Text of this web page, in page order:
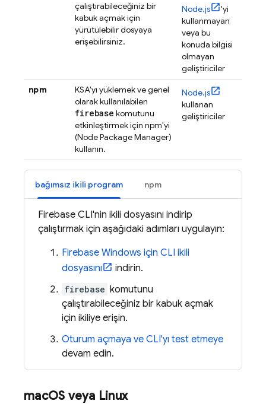
çalıştırabileceğiniz bir
kabuk açmak için
yürütülebilir dosyaya
erişebilirsiniz.
Node.js
'yi
kullanmayan
veya bu
konuda bilgisi
olmayan
geliştiriciler
npm
KSA'yı yüklemek ve genel
olarak kullanılabilen
firebase komutunu
etkinleştirmek için npm'yi
(Node Package Manager)
kullanın.
Node.js
kullanan
geliştiriciler
bağımsız ikili program npm
Firebase CLI'nin ikili dosyasını indirip
çalıştırmak için aşağıdaki adımları uygulayın:
Firebase Windows için CLI ikili
dosyasını
indirin.
firebase komutunu
çalıştırabileceğiniz bir kabuk açmak
için ikiliye erişin.
Oturum açmaya ve CLI'yı test etmeye
devam edin.
macOS veya Linux